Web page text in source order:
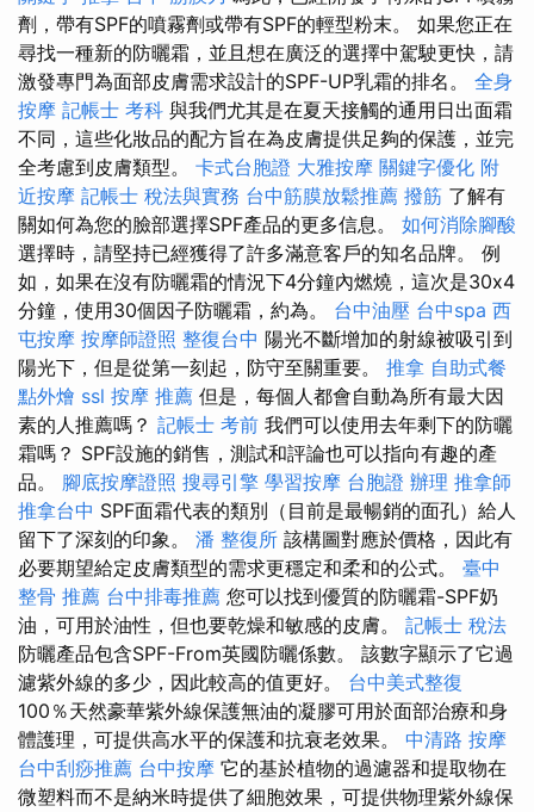
劑，帶有SPF的噴霧劑或帶有SPF的輕型粉末。 如果您正在
尋找一種新的防曬霜，並且想在廣泛的選擇中駕駛更快，請
激發專門為面部皮膚需求設計的SPF-UP乳霜的排名。 全身
按摩 記帳士 考科 與我們尤其是在夏天接觸的通用日出面霜
不同，這些化妝品的配方旨在為皮膚提供足夠的保護，並完
全考慮到皮膚類型。 卡式台胞證 大雅按摩 關鍵字優化 附
近按摩 記帳士 稅法與實務 台中筋膜放鬆推薦 撥筋 了解有
關如何為您的臉部選擇SPF產品的更多信息。 如何消除腳酸
選擇時，請堅持已經獲得了許多滿意客戶的知名品牌。 例
如，如果在沒有防曬霜的情況下4分鐘內燃燒，這次是30x4
分鐘，使用30個因子防曬霜，約為。 台中油壓 台中spa 西
屯按摩 按摩師證照 整復台中 陽光不斷增加的射線被吸引到
陽光下，但是從第一刻起，防守至關重要。 推拿 自助式餐
點外燴 ssl 按摩 推薦 但是，每個人都會自動為所有最大因
素的人推薦嗎？ 記帳士 考前 我們可以使用去年剩下的防曬
霜嗎？ SPF設施的銷售，測試和評論也可以指向有趣的產
品。 腳底按摩證照 搜尋引擎 學習按摩 台胞證 辦理 推拿師
推拿台中 SPF面霜代表的類別（目前是最暢銷的面孔）給人
留下了深刻的印象。 潘 整復所 該構圖對應於價格，因此有
必要期望給定皮膚類型的需求更穩定和柔和的公式。 臺中
整骨 推薦 台中排毒推薦 您可以找到優質的防曬霜-SPF奶
油，可用於油性，但也要乾燥和敏感的皮膚。 記帳士 稅法
防曬產品包含SPF-From英國防曬係數。 該數字顯示了它過
濾紫外線的多少，因此較高的值更好。 台中美式整復
100％天然豪華紫外線保護無油的凝膠可用於面部治療和身
體護理，可提供高水平的保護和抗衰老效果。 中清路 按摩
台中刮痧推薦 台中按摩 它的基於植物的過濾器和提取物在
微塑料而不是納米時提供了細胞效果，可提供物理紫外線保